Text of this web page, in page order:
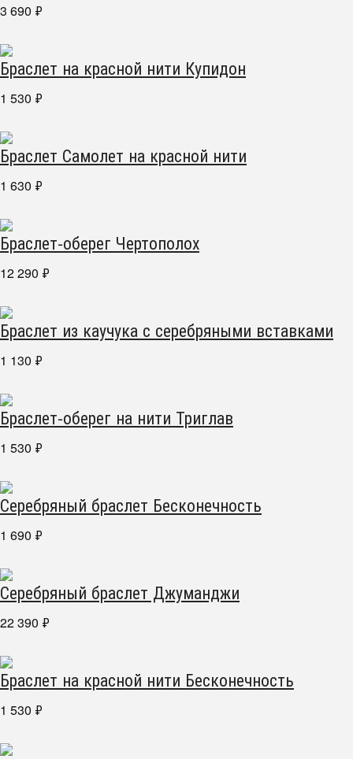
3 690 ₽
Браслет на красной нити Купидон
1 530 ₽
Браслет Самолет на красной нити
1 630 ₽
Браслет-оберег Чертополох
12 290 ₽
Браслет из каучука с серебряными вставками
1 130 ₽
Браслет-оберег на нити Триглав
1 530 ₽
Серебряный браслет Бесконечность
1 690 ₽
Серебряный браслет Джуманджи
22 390 ₽
Браслет на красной нити Бесконечность
1 530 ₽